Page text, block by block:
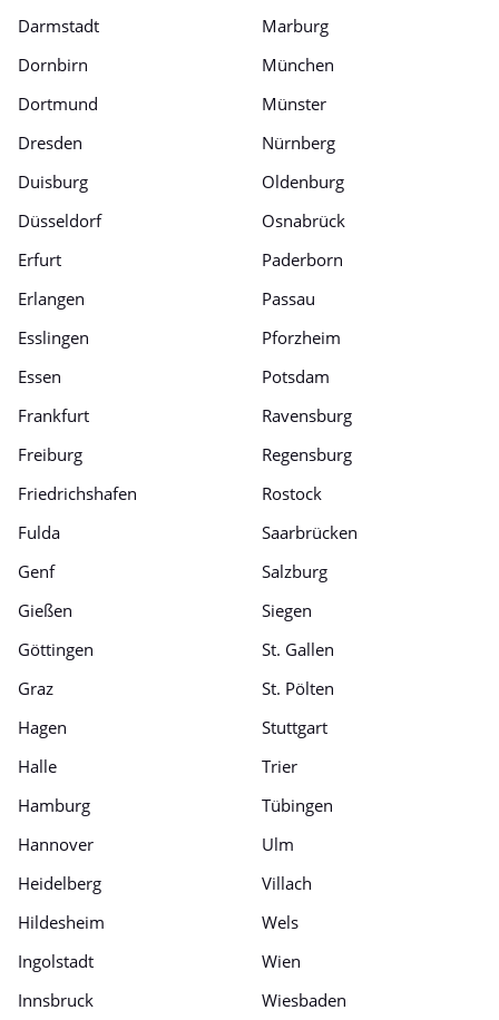
Darmstadt
Dornbirn
Dortmund
Dresden
Duisburg
Düsseldorf
Erfurt
Erlangen
Esslingen
Essen
Frankfurt
Freiburg
Friedrichshafen
Fulda
Genf
Gießen
Göttingen
Graz
Hagen
Halle
Hamburg
Hannover
Heidelberg
Hildesheim
Ingolstadt
Innsbruck
Marburg
München
Münster
Nürnberg
Oldenburg
Osnabrück
Paderborn
Passau
Pforzheim
Potsdam
Ravensburg
Regensburg
Rostock
Saarbrücken
Salzburg
Siegen
St. Gallen
St. Pölten
Stuttgart
Trier
Tübingen
Ulm
Villach
Wels
Wien
Wiesbaden